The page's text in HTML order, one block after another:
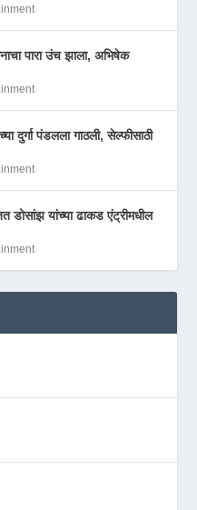
पारा उंच झाला, अभिषेक
दुर्गा पंडलला गाठली, सेल्फीसाठी
डोसांझ यांच्या ढाकड एंट्रीमधील